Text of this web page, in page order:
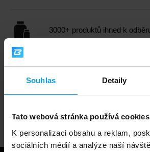
Souhlas Detaily
Tato webová stránka používá cookies
K personalizaci obsahu a reklam,
sociálních médií a analýze naší
3000+ produktů ihned k
Odborné poradenství